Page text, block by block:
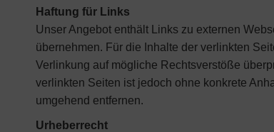
Haftung für Links
Unser Angebot enthält Links zu externen
übernehmen. Für die Inhalte der verlinkten
Verlinkung auf mögliche Rechtsverstöße
verlinkten Seiten ist jedoch ohne konkrete
umgehend entfernen.
Urheberrecht